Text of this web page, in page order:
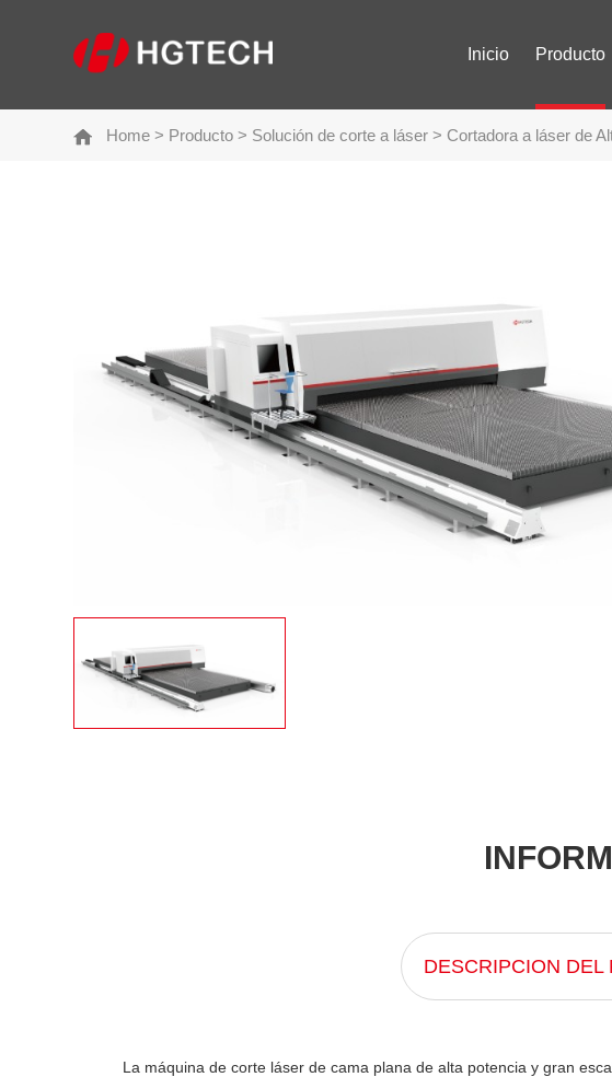
Inicio Producto
Home > Producto > Solución de corte a láser >Cortadora a láser de
DESCRIPCION DEL
La máquina de corte láser de cama plana de alta potencia y gran